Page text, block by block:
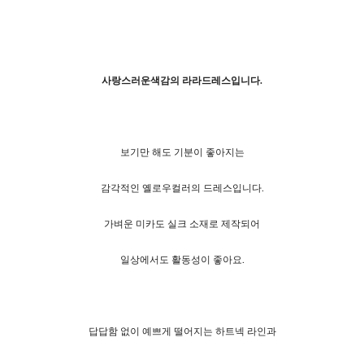
사랑스러운색감의 라라드레스입니다.
보기만 해도 기분이 좋아지는
감각적인 옐로우컬러의 드레스입니다.
가벼운 미카도 실크 소재로 제작되어
일상에서도 활동성이 좋아요.
답답함 없이 예쁘게 떨어지는 하트넥 라인과